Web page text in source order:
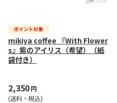
mikiya coffee 『With Flower
s』紫のアイリス（希望）（紙
袋付き）
2,350円
(送料・税込)